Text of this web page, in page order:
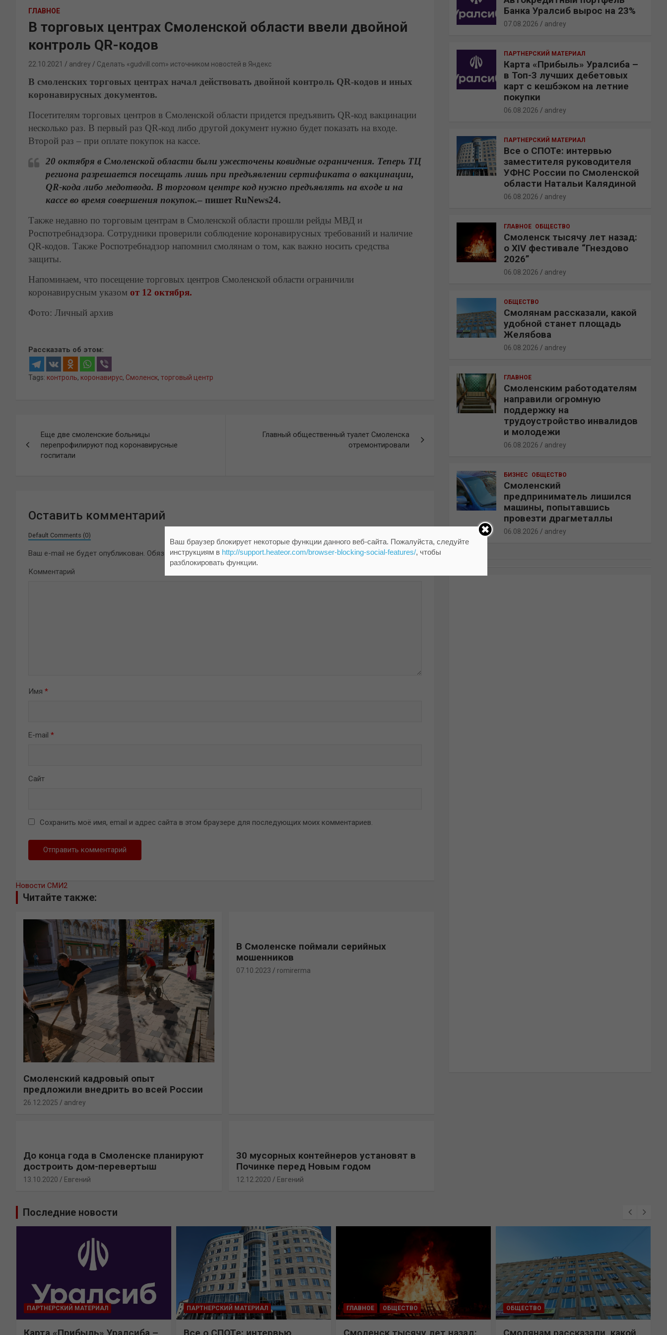
ГЛАВНОЕ
В торговых центрах Смоленской области ввели двойной
контроль QR-кодов
22.10.2021 andrey Сделать «gudvill.com» источником новостей в Яндекс
В смоленских торговых центрах начал действовать двойной контроль QR-кодов и иных
коронавирусных документов.
Посетителям торговых центров в Смоленской области придется предъявить QR-код вакцинации
несколько раз. В первый раз QR-код либо другой документ нужно будет показать на входе.
Второй раз – при оплате покупок на кассе.
20 октября в Смоленской области были ужесточены ковидные ограничения. Теперь ТЦ
региона разрешается посещать лишь при предъявлении сертификата о вакцинации,
QR-кода либо медотвода. В торговом центре код нужно предъявлять на входе и на
кассе во время совершения покупок.– пишет RuNews24.
Также недавно по торговым центрам в Смоленской области прошли рейды МВД и
Роспотребнадзора. Сотрудники проверили соблюдение коронавирусных требований и наличие
QR-кодов. Также Роспотребнадзор напомнил смолянам о том, как важно носить средства
защиты.
Напоминаем, что посещение торговых центров Смоленской области ограничили
коронавирусным указом от 12 октября.
Фото: Личный архив
Рассказать об этом:
Tags: контроль, коронавирус, Смоленск, торговый центр
по
Еще две смоленские больницы
перепрофилируют под коронавирусные
госпитали
Главный общественный туалет Смоленска
отремонтировали
Оставить комментарий
Default Comments (0)
Ваш e-mail не будет опубликован. Обязательные поля помечены*
Комментарий
Имя *
E-mail *
Сайт
Сохранить моё имя, email и адрес сайта в этом браузере для последующих моих комментариев.
Новости СМИ2
Читайте также:
Смоленский кадровый опыт
предложили внедрить во всей России
26.12.2025 andrey
В Смоленске поймали серийных
мошенников
07.10.2023 romirerma
До конца года в Смоленске планируют
достроить дом-перевертыш
13.10.2020 Евгений
30 мусорных контейнеров установят в
Починке перед Новым годом
12.12.2020 Евгений
Банка Уралсиб вырос на 23%
07.08.2026 andrey
ПАРТНЕРСКИЙ МАТЕРИАЛ
Карта «Прибыль» Уралсиба –
в Топ-3 лучших дебетовых
карт с кешбэком на летние
покупки
06.08.2026 andrey
ПАРТНЕРСКИЙ МАТЕРИАЛ
Все о СПОТе: интервью
заместителя руководителя
УФНС России по Смоленской
области Натальи Калядиной
06.08.2026 andrey
ГЛАВНОЕ ОБЩЕСТВО
Смоленск тысячу лет назад:
о XIV фестивале “Гнездово
2026”
06.08.2026 andrey
ОБЩЕСТВО
Смолянам рассказали, какой
удобной станет площадь
Желябова
06.08.2026 andrey
ГЛАВНОЕ
Смоленским работодателям
направили огромную
поддержку на
трудоустройство инвалидов
и молодежи
06.08.2026 andrey
БИЗНЕС ОБЩЕСТВО
Смоленский
предприниматель лишился
машины, попытавшись
провезти драгметаллы
06.08.2026 andrey
Последние новости
ПАРТНЕРСКИЙ МАТЕРИАЛ
Карта «Прибыль» Уралсиба –
ПАРТНЕРСКИЙ МАТЕРИАЛ
Все о СПОТе: интервью
ГЛАВНОЕ ОБЩЕСТВО
Смоленск тысячу лет назад:
ОБЩЕСТВО
Смолянам рассказали, какой
Ваш браузер блокирует некоторые функции данного веб-сайта. Пожалуйста, следуйте
инструкциям в http://support.heateor.com/browser-blocking-social-features/, чтобы
разблокировать функции.